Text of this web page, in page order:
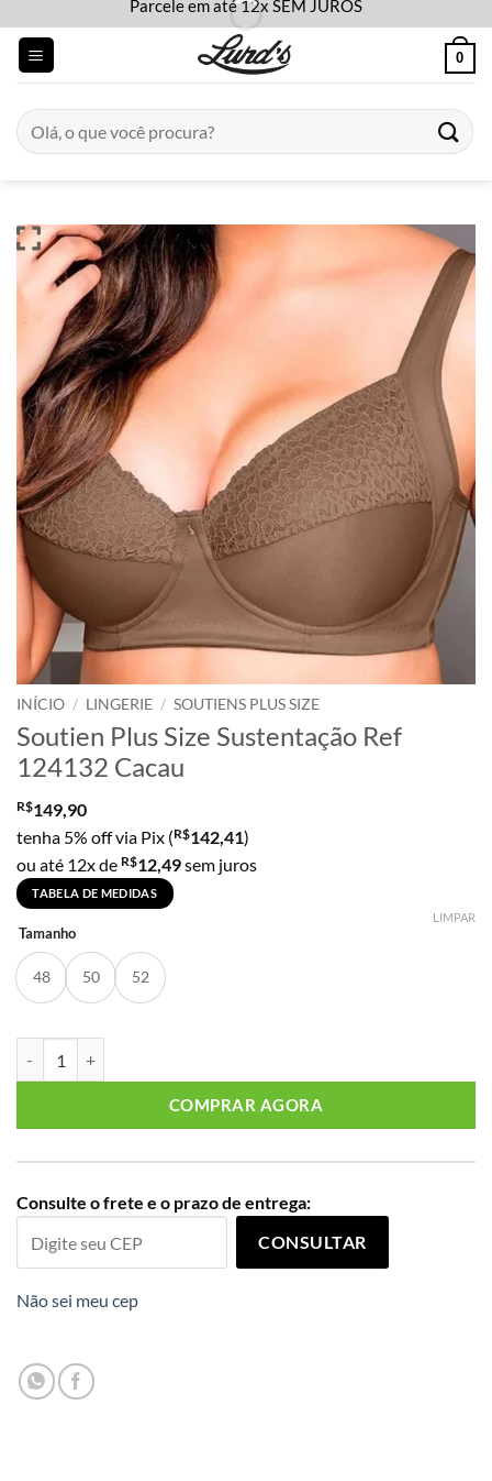
content
Parcele em até 12x SEM JUROS
0
Pesquisar
por:
INÍCIO / LINGERIE / SOUTIENS PLUS SIZE
Soutien Plus Size Sustentação Ref
124132 Cacau
R$149,90
tenha 5% off via Pix (R$142,41)
ou até 12x de R$12,49sem juros
TABELA DE MEDIDAS
Tamanho
48 50 52
LIMPAR
COMPRAR AGORA
Consulte o frete e o prazo de entrega:
CONSULTAR
Não sei meu cep